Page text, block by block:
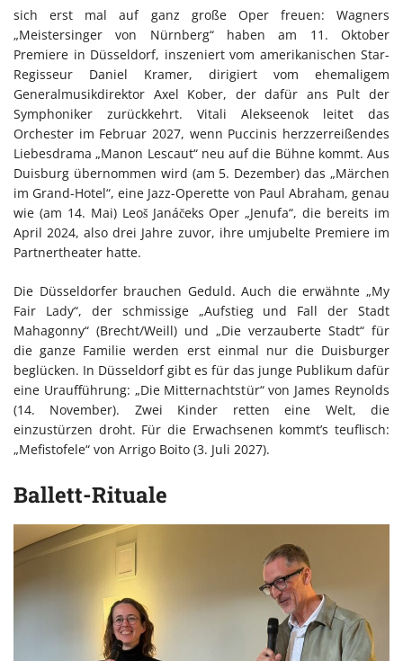
sich erst mal auf ganz große Oper freuen: Wagners
„Meistersinger von Nürnberg“ haben am 11. Oktober
Premiere in Düsseldorf, inszeniert vom amerikanischen Star-
Regisseur Daniel Kramer, dirigiert vom ehemaligem
Generalmusikdirektor Axel Kober, der dafür ans Pult der
Symphoniker zurückkehrt. Vitali Alekseenok leitet das
Orchester im Februar 2027, wenn Puccinis herzzerreißendes
Liebesdrama „Manon Lescaut“ neu auf die Bühne kommt. Aus
Duisburg übernommen wird (am 5. Dezember) das „Märchen
im Grand-Hotel“, eine Jazz-Operette von Paul Abraham, genau
wie (am 14. Mai) Leoš Janáčeks Oper „Jenufa“, die bereits im
April 2024, also drei Jahre zuvor, ihre umjubelte Premiere im
Partnertheater hatte.
Die Düsseldorfer brauchen Geduld. Auch die erwähnte „My
Fair Lady“, der schmissige „Aufstieg und Fall der Stadt
Mahagonny“ (Brecht/Weill) und „Die verzauberte Stadt“ für
die ganze Familie werden erst einmal nur die Duisburger
beglücken. In Düsseldorf gibt es für das junge Publikum dafür
eine Uraufführung: „Die Mitternachtstür“ von James Reynolds
(14. November). Zwei Kinder retten eine Welt, die
einzustürzen droht. Für die Erwachsenen kommt’s teuflisch:
„Mefistofele“ von Arrigo Boito (3. Juli 2027).
Ballett-Rituale